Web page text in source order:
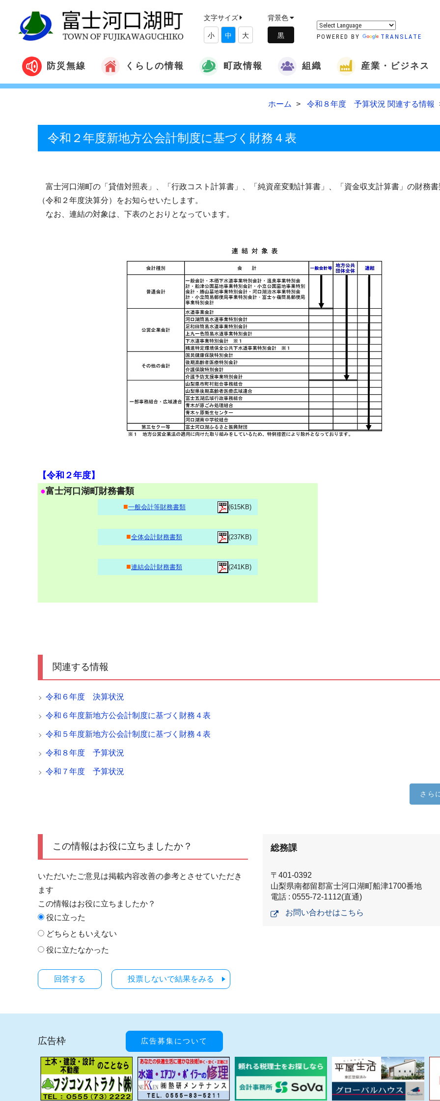
文字サイズ
小 中 大
背景色
POWERED BY TRANSLATE
防災無線 くらしの情報 町政情報 組織 産業・ビジネス
ホーム 令和８年度 予算状況 関連する情報
令和２年度新地方公会計制度に基づく財務４表
富士河口湖町の「貸借対照表」、「行政コスト計算書」、「純資産変動計算書」、「資金収支計算書」の財務
（令和２年度決算分）をお知らせいたします。
なお、 連結の対象は、下表のとおりとなっています。
【令和２年度】
●富士河口湖町財務書類
■一般会計等財務書類 (615KB)
■全体会計財務書類 (237KB)
■連結会計財務書類 (241KB)
関連する情報
令和６年度 決算状況
令和６年度新地方公会計制度に基づく財務４表
令和５年度新地方公会計制度に基づく財務４表
令和８年度 予算状況
令和７年度 予算状況
さら
この情報はお役に立ちましたか？
いただいたご意見は掲載内容改善の参考とさせていただき
ます
この情報はお役に立ちましたか？
役に立った
どちらともいえない
役に立たなかった
投票しないで結果をみる
総務課
〒401-0392
山梨県南都留郡富士河口湖町船津1700番地
電話 : 0555-72-1112(直通)
お問い合わせはこちら
広告枠 広告募集について